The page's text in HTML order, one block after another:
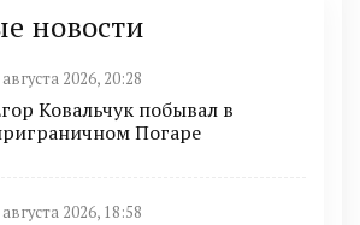
новости
августа 2026, 20:28
Ковальчук побывал в
Погаре
августа 2026, 18:58